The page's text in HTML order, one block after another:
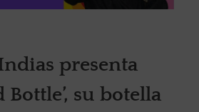
presenta
Bottle’, su botella